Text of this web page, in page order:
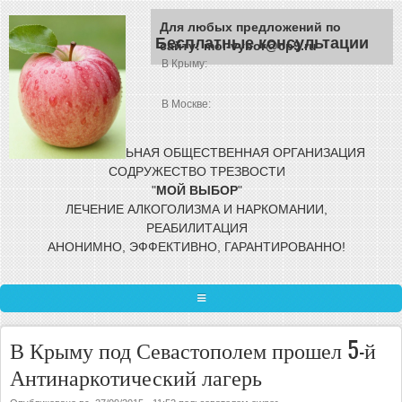
Перейти к основному содержанию
МЕЖРЕГИОНАЛЬНАЯ ОБЩЕСТВЕННАЯ ОРГАНИЗАЦИЯ
СОДРУЖЕСТВО ТРЕЗВОСТИ
"МОЙ ВЫБОР"
ЛЕЧЕНИЕ АЛКОГОЛИЗМА И НАРКОМАНИИ,
РЕАБИЛИТАЦИЯ
АНОНИМНО, ЭФФЕКТИВНО, ГАРАНТИРОВАННО!
Бесплатные консультации
В Крыму:
В Москве:
ГЛАВНАЯ
ЛЕЧЕНИЕ ЗАВИСИМОСТИ
В Крыму под Севастополем прошел 5-й
Антинаркотический лагерь
Для любых предложений по
сайту: moi-vybor@cp9.ru